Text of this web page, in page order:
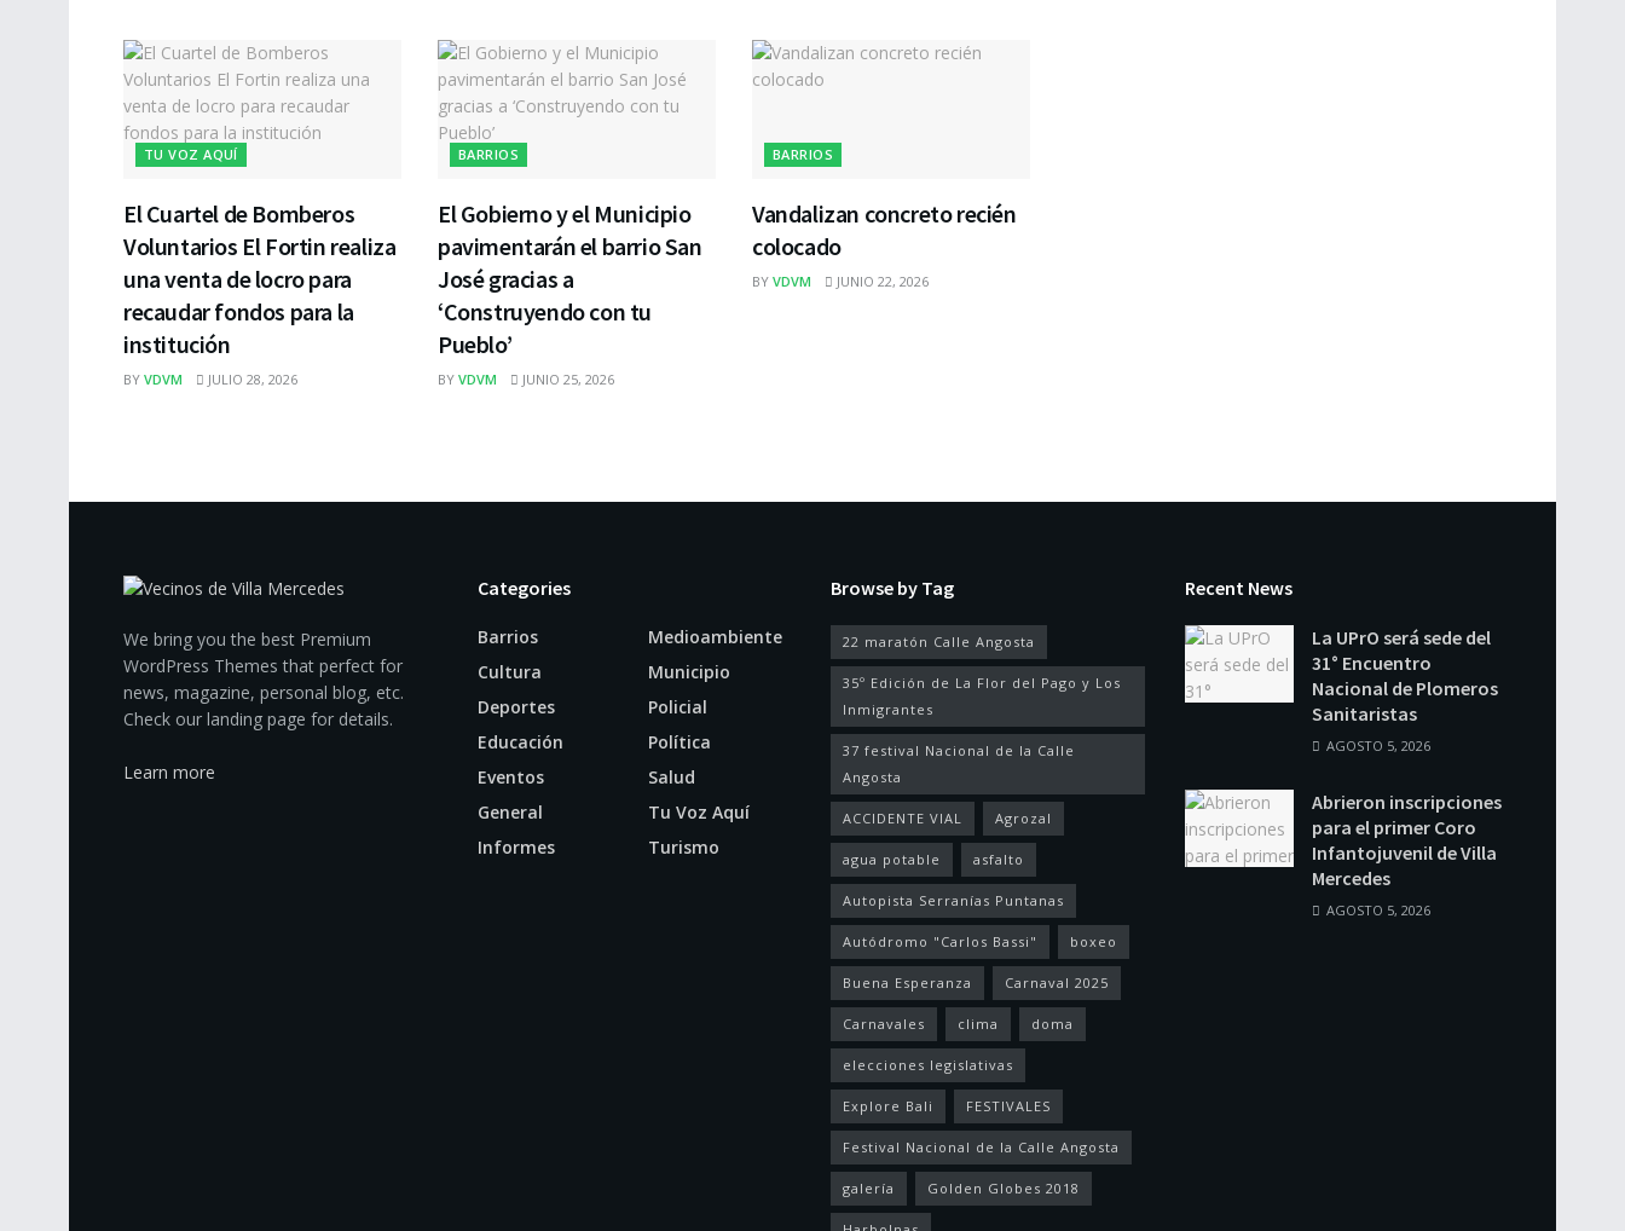
TU VOZ AQUÍ
El Cuartel de Bomberos
Voluntarios El Fortin realiza
una venta de locro para
recaudar fondos para la
institución
BY VDVM JULIO 28, 2026
BARRIOS
El Gobierno y el Municipio
pavimentarán el barrio San
José gracias a
‘Construyendo con tu
Pueblo’
BY VDVM JUNIO 25, 2026
BARRIOS
Vandalizan concreto recién
colocado
BY VDVM JUNIO 22, 2026
We bring you the best Premium
WordPress Themes that perfect for
news, magazine, personal blog, etc.
Check our landing page for details.
Learn more
Categories
Barrios
Cultura
Deportes
Educación
Eventos
General
Informes
Medioambiente
Municipio
Policial
Política
Salud
Tu Voz Aquí
Turismo
Browse by Tag
22 maratón Calle Angosta
35º Edición de La Flor del Pago y Los
Inmigrantes
37 festival Nacional de la Calle
Angosta
ACCIDENTE VIAL Agrozal
agua potable asfalto
Autopista Serranías Puntanas
Autódromo "Carlos Bassi" boxeo
Buena Esperanza Carnaval 2025
Carnavales clima doma
elecciones legislativas
Explore Bali FESTIVALES
Festival Nacional de la Calle Angosta
galería Golden Globes 2018
Recent News
La UPrO será sede del
31° Encuentro
Nacional de Plomeros
Sanitaristas
AGOSTO 5, 2026
Abrieron inscripciones
para el primer Coro
Infantojuvenil de Villa
Mercedes
AGOSTO 5, 2026